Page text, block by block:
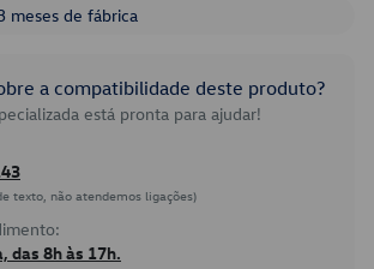
meses de fábrica
a compatibilidade deste produto?
está pronta para ajudar!
texto, não atendemos ligações)
das 8h às 17h.